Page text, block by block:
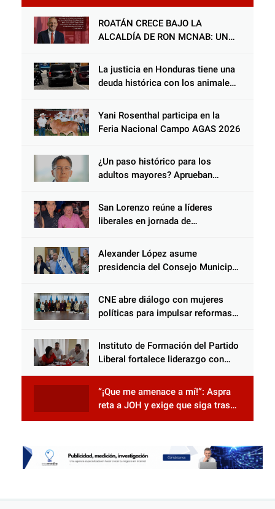
ROATÁN CRECE BAJO LA
ALCALDÍA DE RON MCNAB: UN
COMUNIDAD Y DEL PARTIDO
LIBERAL
La justicia en Honduras tiene una
deuda histórica con los animales,
peso de la ley al responsable de
Choloma es consolidar un Estado
que protege al verdugo y
Yani Rosenthal participa en la
Feria Nacional Campo AGAS 2026
¿Un paso histórico para los
adultos mayores? Aprueban
Salomón Nazar para fortalecer su
protección en Honduras
San Lorenzo reúne a líderes
liberales en jornada de
Alexander López asume
presidencia del Consejo Municipal
Censo Nacional 2026
CNE abre diálogo con mujeres
políticas para impulsar reformas
Instituto de Formación del Partido
Liberal fortalece liderazgo con
“¡Que me amenace a mí!”: Aspra
reta a JOH y exige que siga tras
las rejas